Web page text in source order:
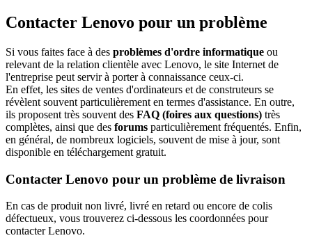
Contacter Lenovo pour un problème
Si vous faites face à des problèmes d'ordre informatique ou
relevant de la relation clientèle avec Lenovo, le site Internet de
l'entreprise peut servir à porter à connaissance ceux-ci.
En effet, les sites de ventes d'ordinateurs et de construteurs se
révèlent souvent particulièrement en termes d'assistance. En outre,
ils proposent très souvent des FAQ (foires aux questions) très
complètes, ainsi que des forums particulièrement fréquentés. Enfin,
en général, de nombreux logiciels, souvent de mise à jour, sont
disponible en téléchargement gratuit.
Contacter Lenovo pour un problème de livraison
En cas de produit non livré, livré en retard ou encore de colis
défectueux, vous trouverez ci-dessous les coordonnées pour
contacter Lenovo.